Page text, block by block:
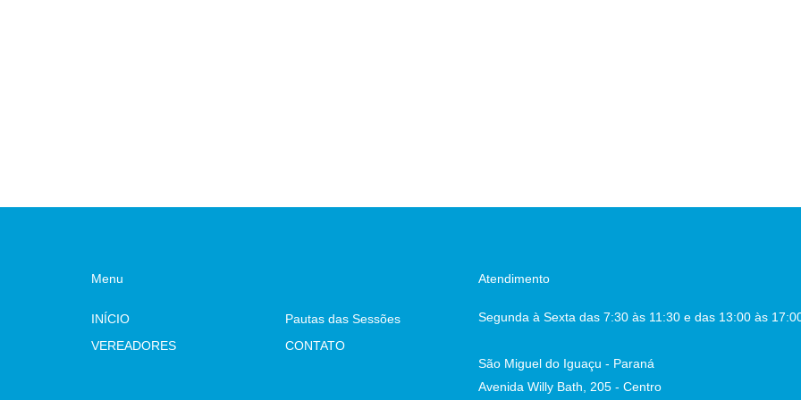
Menu
INÍCIO
Pautas das Sessões
VEREADORES
CONTATO
Atendimento
Segunda à Sexta das 7:30 às 11:30 e das 13:00 às
São Miguel do Iguaçu - Paraná
Avenida Willy Bath, 205 - Centro